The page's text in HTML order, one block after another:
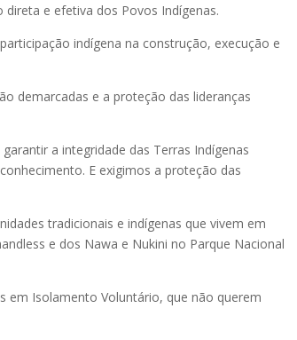
e efetiva dos Povos Indígenas.
indígena na construção, execução e
demarcadas e a proteção das lideranças
a integridade das Terras Indígenas
E exigimos a proteção das
tradicionais e indígenas que vivem em
e dos Nawa e Nukini no Parque Nacional
em Isolamento Voluntário, que não querem